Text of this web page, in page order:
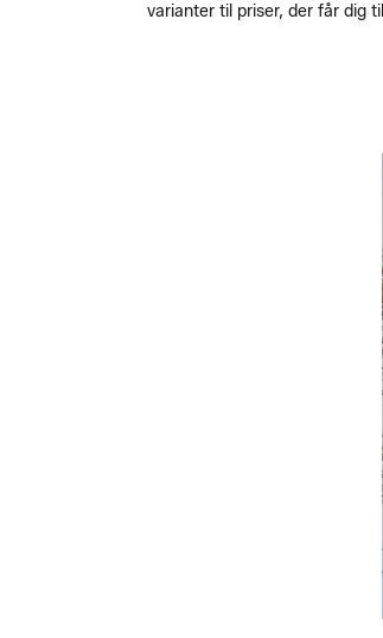
varianter til priser, der får dig